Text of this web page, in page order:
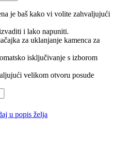
je baš kako vi volite zahvaljujući
i lako napuniti.
za uklanjanje kamenca za
isključivanje s izborom
velikom otvoru posude
u popis želja